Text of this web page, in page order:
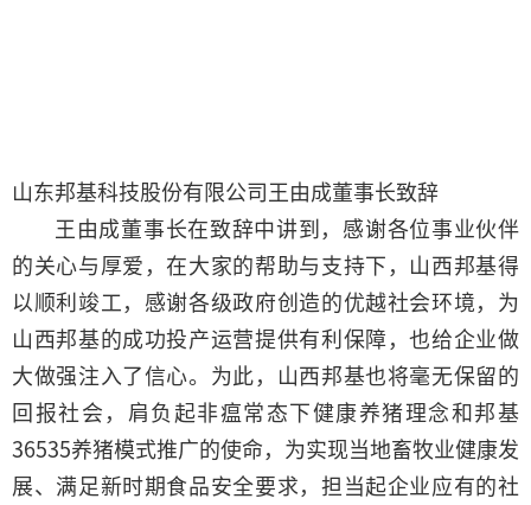
山东邦基科技股份有限公司王由成董事长致辞
王由成董事长在致辞中讲到，感谢各位事业伙伴
的关心与厚爱，在大家的帮助与支持下，山西邦基得
以顺利竣工，感谢各级政府创造的优越社会环境，为
山西邦基的成功投产运营提供有利保障，也给企业做
大做强注入了信心。为此，山西邦基也将毫无保留的
回报社会，肩负起非瘟常态下健康养猪理念和邦基
36535养猪模式推广的使命，为实现当地畜牧业健康发
展、满足新时期食品安全要求，担当起企业应有的社